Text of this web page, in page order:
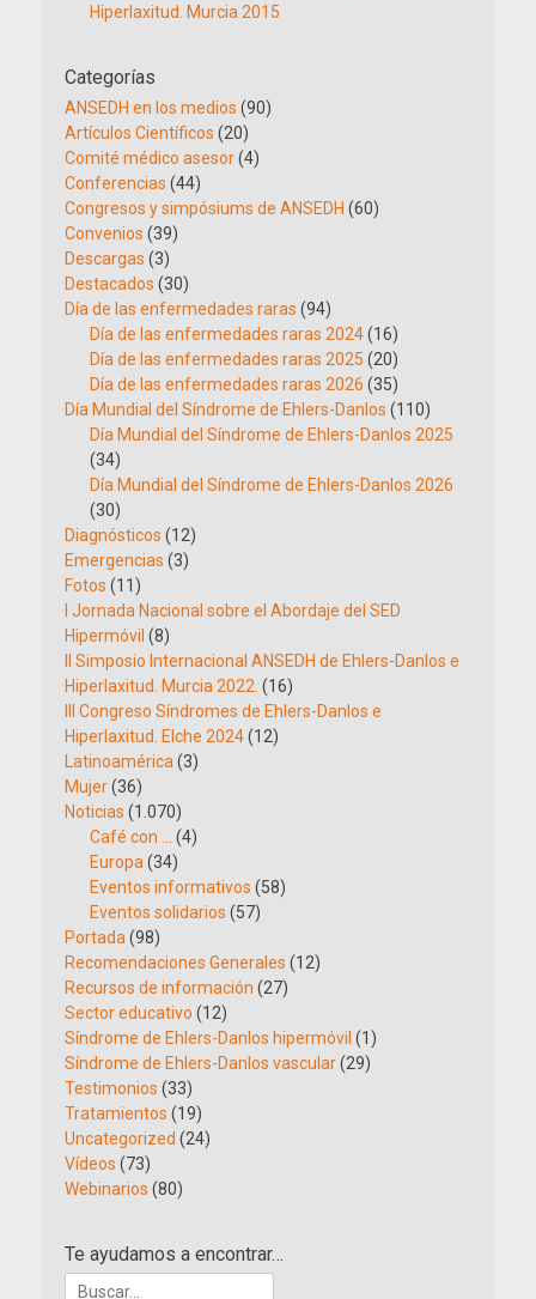
Hiperlaxitud. Murcia 2015
Categorías
ANSEDH en los medios (90)
Artículos Científicos (20)
Comité médico asesor(4)
Conferencias (44)
Congresos y simpósiums de ANSEDH (60)
Convenios (39)
Descargas (3)
Destacados (30)
Día de las enfermedades raras (94)
Día de las enfermedades raras 2024(16)
Día de las enfermedades raras 2025 (20)
Día de las enfermedades raras 2026 (35)
Día Mundial del Síndrome de Ehlers-Danlos (110)
Día Mundial del Síndrome de Ehlers-Danlos 2025
(34)
Día Mundial del Síndrome de Ehlers-Danlos 2026
(30)
Diagnósticos (12)
Emergencias (3)
Fotos (11)
I Jornada Nacional sobre el Abordaje del SED
Hipermóvil (8)
II Simposio Internacional ANSEDH de Ehlers-Danlos e
Hiperlaxitud. Murcia 2022. (16)
III Congreso Síndromes de Ehlers-Danlos e
Hiperlaxitud. Elche 2024(12)
Latinoamérica (3)
Mujer(36)
Noticias (1.070)
Café con …
(4)
Europa (34)
Eventos informativos (58)
Eventos solidarios (57)
Portada (98)
Recomendaciones Generales (12)
Recursos de información (27)
Sector educativo (12)
Síndrome de Ehlers-Danlos hipermóvil (1)
Síndrome de Ehlers-Danlos vascular(29)
Testimonios (33)
Tratamientos (19)
Uncategorized (24)
Vídeos (73)
Webinarios (80)
Te ayudamos a encontrar…
Buscar: